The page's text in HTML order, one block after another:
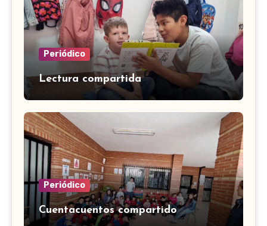
Periódico
Lectura compartida
Periódico
Cuentacuentos compartido